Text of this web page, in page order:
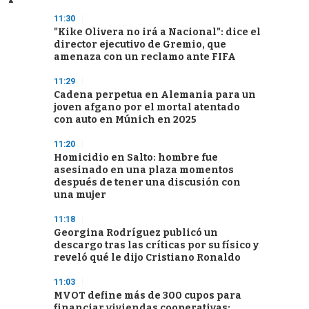
11:30
"Kike Olivera no irá a Nacional": dice el
director ejecutivo de Gremio, que
amenaza con un reclamo ante FIFA
11:29
Cadena perpetua en Alemania para un
joven afgano por el mortal atentado
con auto en Múnich en 2025
11:20
Homicidio en Salto: hombre fue
asesinado en una plaza momentos
después de tener una discusión con
una mujer
11:18
Georgina Rodríguez publicó un
descargo tras las críticas por su físico y
reveló qué le dijo Cristiano Ronaldo
11:03
MVOT define más de 300 cupos para